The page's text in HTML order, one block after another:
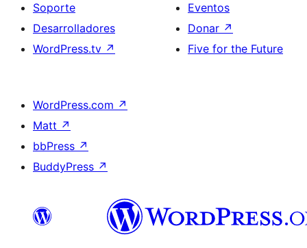
Soporte
Desarrolladores
WordPress.tv ↗
Eventos
Donar ↗
Five for the Future
WordPress.com ↗
Matt ↗
bbPress ↗
BuddyPress ↗